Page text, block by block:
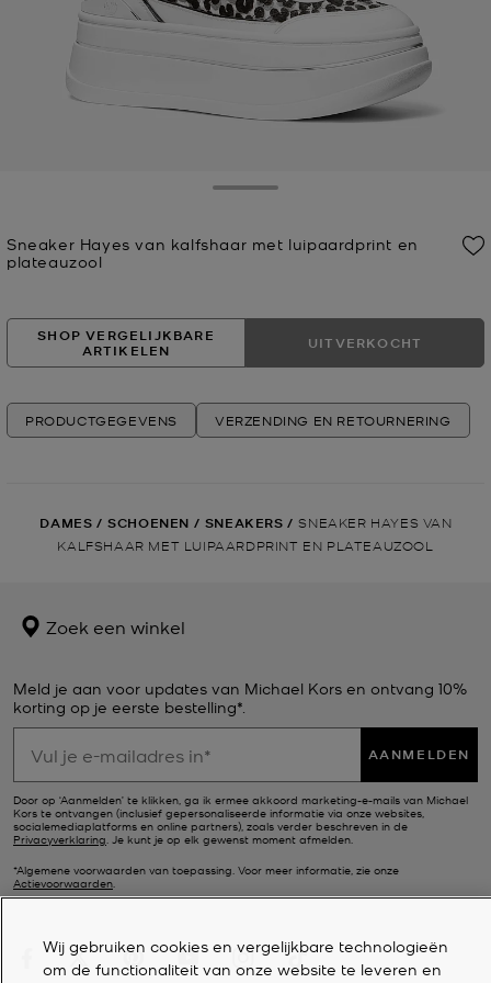
Sneaker Hayes van kalfshaar met luipaardprint en
plateauzool
SHOP VERGELIJKBARE
ARTIKELEN
UITVERKOCHT
PRODUCTGEGEVENS VERZENDING EN RETOURNERING
DAMES / SCHOENEN / SNEAKERS / SNEAKER HAYES VAN
KALFSHAAR MET LUIPAARDPRINT EN PLATEAUZOOL
Zoek een winkel
Meld je aan voor updates van Michael Kors en ontvang 10%
korting op je eerste bestelling*.
AANMELDEN
Door op ‘Aanmelden’ te klikken, ga ik ermee akkoord marketing-e-mails van Michael
Kors te ontvangen (inclusief gepersonaliseerde informatie via onze websites,
socialemediaplatforms en online partners), zoals verder beschreven in de
Privacyverklaring. Je kunt je op elk gewenst moment afmelden.
*Algemene voorwaarden van toepassing. Voor meer informatie, zie onze
Actievoorwaarden.
Wij gebruiken cookies en vergelijkbare technologieën
om de functionaliteit van onze website te leveren en